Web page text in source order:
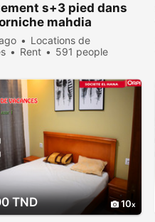
s+3 pied dans
mahdia
Locations de
Rent
591 people
TND 10